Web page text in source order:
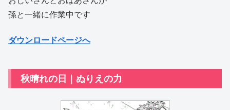
孫と一緒に作業中です
ダウンロードページへ
秋晴れの日｜ぬりえの力